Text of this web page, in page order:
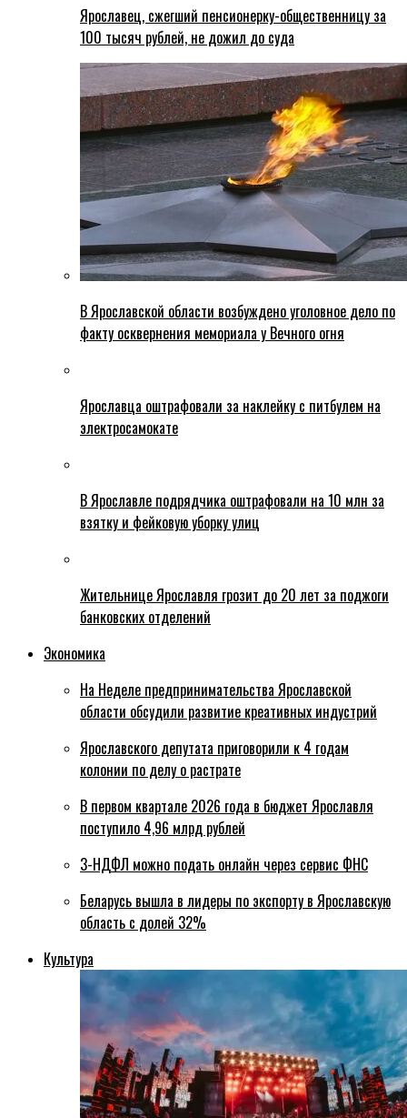
Ярославец, сжегший пенсионерку-общественницу за
100 тысяч рублей, не дожил до суда
В Ярославской области возбуждено уголовное дело по
факту осквернения мемориала у Вечного огня
Ярославца оштрафовали за наклейку с питбулем на
электросамокате
В Ярославле подрядчика оштрафовали на 10 млн за
взятку и фейковую уборку улиц
Жительнице Ярославля грозит до 20 лет за поджоги
банковских отделений
Экономика
На Неделе предпринимательства Ярославской
области обсудили развитие креативных индустрий
Ярославского депутата приговорили к 4 годам
колонии по делу о растрате
В первом квартале 2026 года в бюджет Ярославля
поступило 4,96 млрд рублей
3-НДФЛ можно подать онлайн через сервис ФНС
Беларусь вышла в лидеры по экспорту в Ярославскую
область с долей 32%
Культура